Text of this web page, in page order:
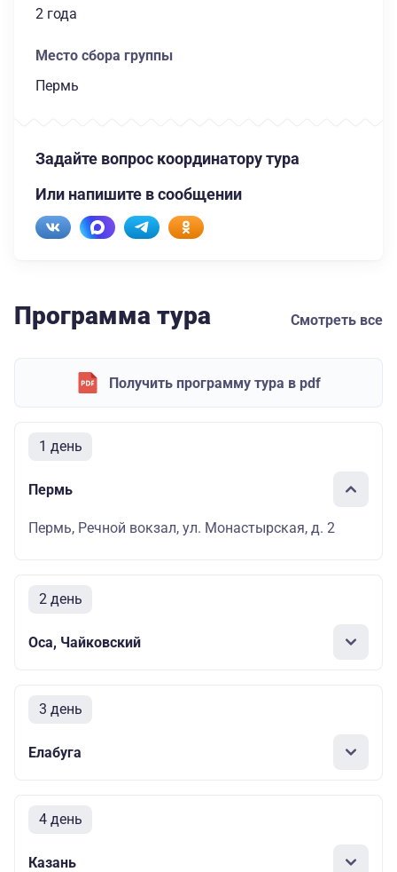
2 года
Место сбора группы
Пермь
Задайте вопрос координатору тура
Или напишите в сообщении
Программа тура Смотреть все
Получить программу тура в pdf
1 день
Пермь
Пермь, Речной вокзал, ул. Монастырская, д. 2
2 день
Оса, Чайковский
3 день
Елабуга
4 день
Казань